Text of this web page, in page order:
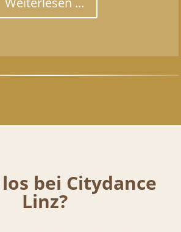
bei Citydance
Linz?